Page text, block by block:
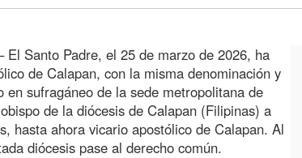
Santo Padre, el 25 de marzo de 2026, ha
de Calapan, con la misma denominación y
sufragáneo de la sede metropolitana de
de la diócesis de Calapan (Filipinas) a
hasta ahora vicario apostólico de Calapan. Al
diócesis pase al derecho común.